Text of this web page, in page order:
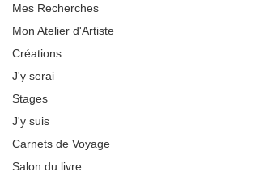
Mes Recherches
Mon Atelier d'Artiste
Créations
J'y serai
Stages
J'y suis
Carnets de Voyage
Salon du livre